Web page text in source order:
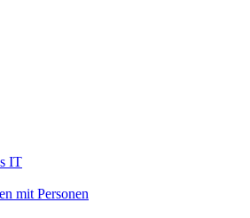
IT
mit Personen